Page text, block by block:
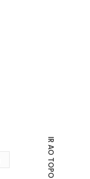
IR AO TOPO